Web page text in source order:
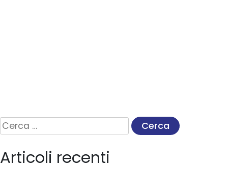
Ricerca
per:
Articoli recenti